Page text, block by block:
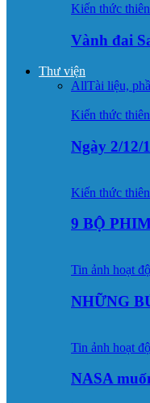
Kiến thức
Vành đai
Thư viện
AllTài liệu,
Kiến thức
Ngày 2/12/
Kiến thức
9 BỘ
Tin ảnh hoạt
NHỮNG
Tin ảnh hoạt
NASA